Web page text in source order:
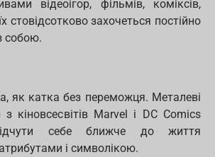
відеоігор, фільмів, коміксів,
стовідсотково захочеться постійно
собою.
як катка без переможця. Металеві
кіновсесвітів Marvel і DC Comics
себе ближче до життя
атрибутами і символікою.